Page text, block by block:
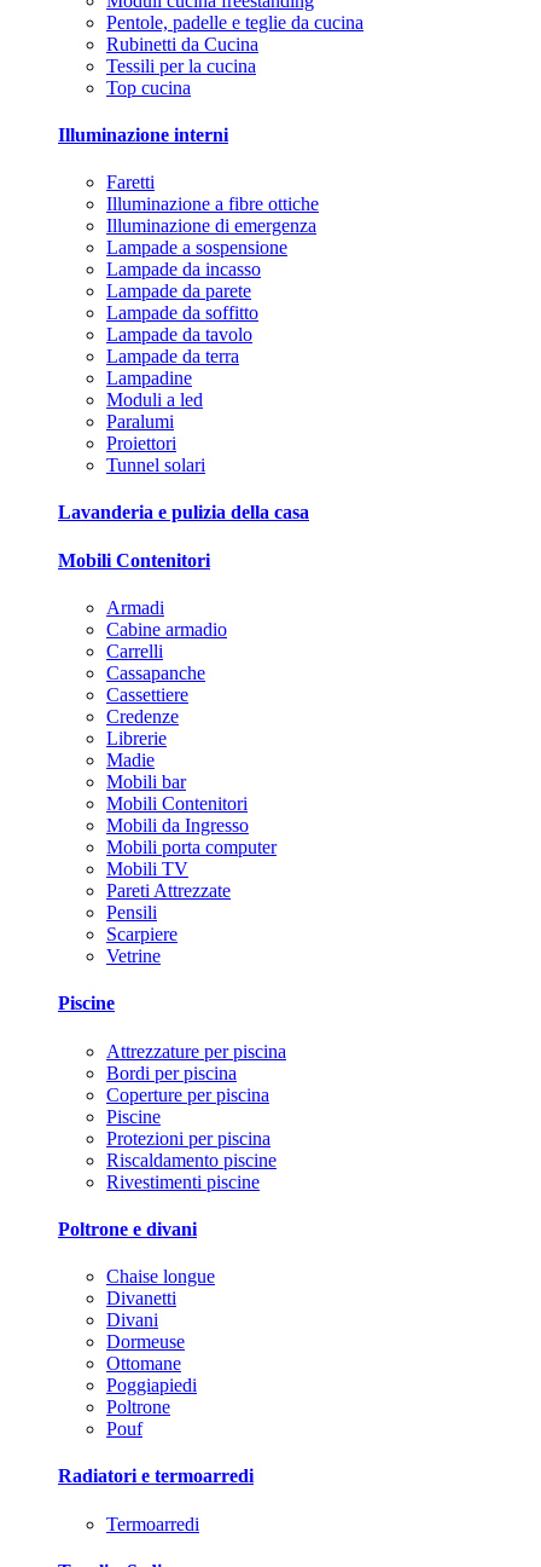
Pentole, padelle e teglie da cucina
Rubinetti da Cucina
Tessili per la cucina
Top cucina
Illuminazione interni
Faretti
Illuminazione a fibre ottiche
Illuminazione di emergenza
Lampade a sospensione
Lampade da incasso
Lampade da parete
Lampade da soffitto
Lampade da tavolo
Lampade da terra
Lampadine
Moduli a led
Paralumi
Proiettori
Tunnel solari
Lavanderia e pulizia della casa
Mobili Contenitori
Armadi
Cabine armadio
Carrelli
Cassapanche
Cassettiere
Credenze
Librerie
Madie
Mobili bar
Mobili Contenitori
Mobili da Ingresso
Mobili porta computer
Mobili TV
Pareti Attrezzate
Pensili
Scarpiere
Vetrine
Piscine
Attrezzature per piscina
Bordi per piscina
Coperture per piscina
Piscine
Protezioni per piscina
Riscaldamento piscine
Rivestimenti piscine
Poltrone e divani
Chaise longue
Divanetti
Divani
Dormeuse
Ottomane
Poggiapiedi
Poltrone
Pouf
Radiatori e termoarredi
Termoarredi